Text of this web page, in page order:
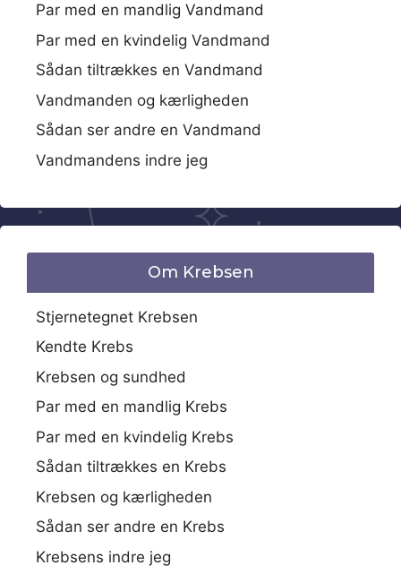
Par med en mandlig Vandmand
Par med en kvindelig Vandmand
Sådan tiltrækkes en Vandmand
Vandmanden og kærligheden
Sådan ser andre en Vandmand
Vandmandens indre jeg
Om Krebsen
Stjernetegnet Krebsen
Kendte Krebs
Krebsen og sundhed
Par med en mandlig Krebs
Par med en kvindelig Krebs
Sådan tiltrækkes en Krebs
Krebsen og kærligheden
Sådan ser andre en Krebs
Krebsens indre jeg